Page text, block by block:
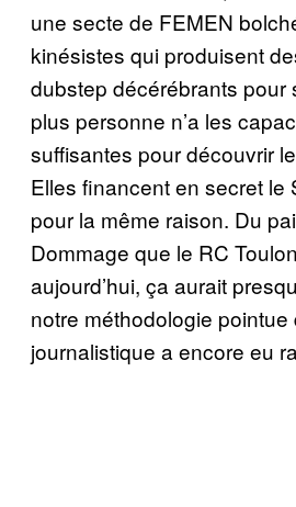
une secte de FEMEN
kinésistes qui produisent
dubstep décérébrants pour
plus personne n’a les
suffisantes pour découvrir
Elles financent en secret le
pour la même raison. Du
Dommage que le RC
aujourd’hui, ça aurait
notre méthodologie pointue
journalistique a encore eu